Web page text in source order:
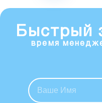
Быстрый
время